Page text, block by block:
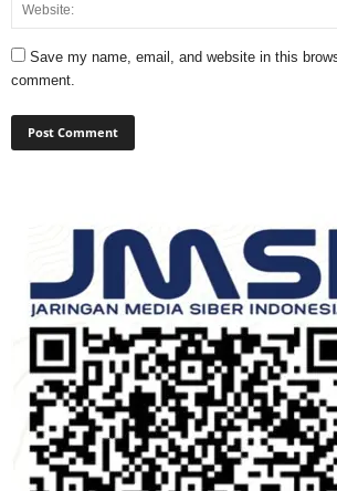
Save my name, email, and website in this
comment.